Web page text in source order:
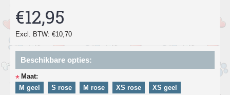
€12,95
Excl. BTW: €10,70
Beschikbare opties:
* Maat:
M geel
S rose M rose XS rose
XS geel